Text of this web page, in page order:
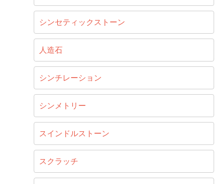
シンセティックストーン
人造石
シンチレーション
シンメトリー
スインドルストーン
スクラッチ